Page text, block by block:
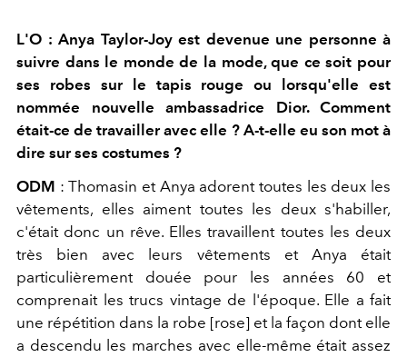
L'O : Anya Taylor-Joy est devenue une personne à
suivre dans le monde de la mode, que ce soit pour
ses robes sur le tapis rouge ou lorsqu'elle est
nommée nouvelle ambassadrice Dior. Comment
était-ce de travailler avec elle ? A-t-elle eu son mot à
dire sur ses costumes ?
ODM : Thomasin et Anya adorent toutes les deux les
vêtements, elles aiment toutes les deux s'habiller,
c'était donc un rêve. Elles travaillent toutes les deux
très bien avec leurs vêtements et Anya était
particulièrement douée pour les années 60 et
comprenait les trucs vintage de l'époque. Elle a fait
une répétition dans la robe [rose] et la façon dont elle
a descendu les marches avec elle-même était assez